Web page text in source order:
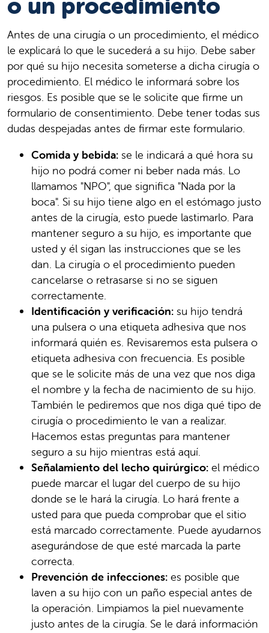
Antes de una cirugía o un procedimiento, el médico
le explicará lo que le sucederá a su hijo. Debe saber
por qué su hijo necesita someterse a dicha cirugía o
procedimiento. El médico le informará sobre los
riesgos. Es posible que se le solicite que firme un
formulario de consentimiento. Debe tener todas sus
dudas despejadas antes de firmar este formulario.
Comida y bebida: se le indicará a qué hora su
hijo no podrá comer ni beber nada más. Lo
llamamos "NPO", que significa "Nada por la
boca". Si su hijo tiene algo en el estómago justo
antes de la cirugía, esto puede lastimarlo. Para
mantener seguro a su hijo, es importante que
usted y él sigan las instrucciones que se les
dan. La cirugía o el procedimiento pueden
cancelarse o retrasarse si no se siguen
correctamente.
Identificación y verificación: su hijo tendrá
una pulsera o una etiqueta adhesiva que nos
informará quién es. Revisaremos esta pulsera o
etiqueta adhesiva con frecuencia. Es posible
que se le solicite más de una vez que nos diga
el nombre y la fecha de nacimiento de su hijo.
También le pediremos que nos diga qué tipo de
cirugía o procedimiento le van a realizar.
Hacemos estas preguntas para mantener
seguro a su hijo mientras está aquí.
Señalamiento del lecho quirúrgico: el médico
puede marcar el lugar del cuerpo de su hijo
donde se le hará la cirugía. Lo hará frente a
usted para que pueda comprobar que el sitio
está marcado correctamente. Puede ayudarnos
asegurándose de que esté marcada la parte
correcta.
Prevención de infecciones: es posible que
laven a su hijo con un paño especial antes de
la operación. Limpiamos la piel nuevamente
justo antes de la cirugía. Se le dará información